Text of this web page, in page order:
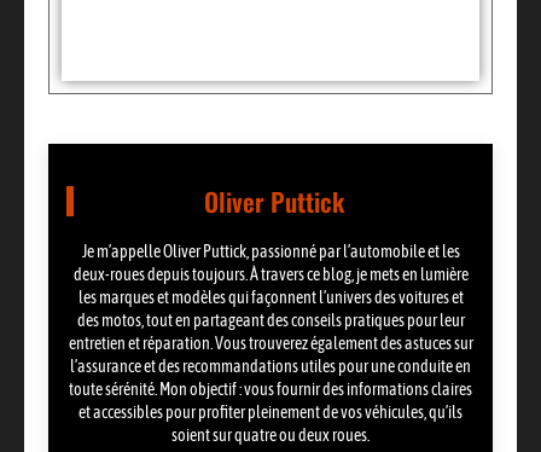
Oliver Puttick
Je m’appelle Oliver Puttick, passionné par l’automobile et les
deux-roues depuis toujours. À travers ce blog, je mets en lumière
les marques et modèles qui façonnent l’univers des voitures et
des motos, tout en partageant des conseils pratiques pour leur
entretien et réparation. Vous trouverez également des astuces sur
l’assurance et des recommandations utiles pour une conduite en
toute sérénité. Mon objectif : vous fournir des informations claires
et accessibles pour profiter pleinement de vos véhicules, qu’ils
soient sur quatre ou deux roues.